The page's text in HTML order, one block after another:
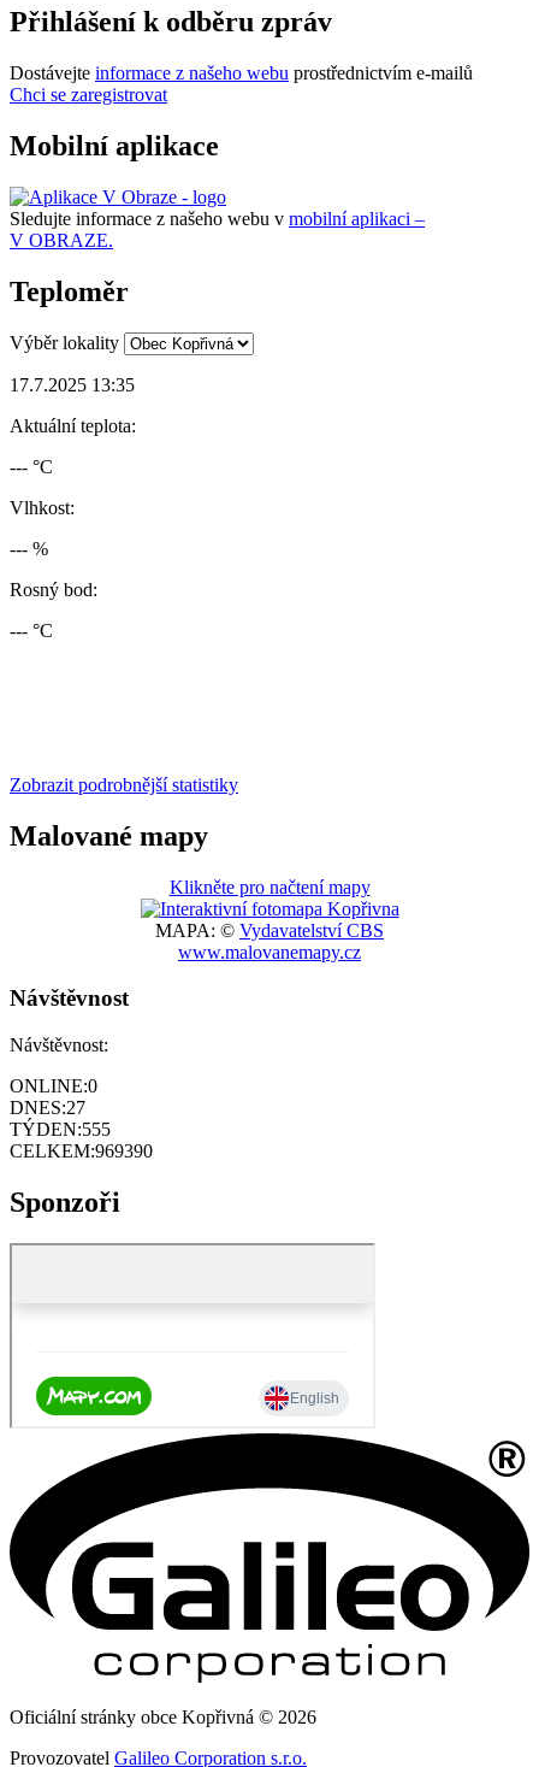
Přihlášení k odběru zpráv
Dostávejte informace z našeho webu prostřednictvím e-mailů
Chci se zaregistrovat
Mobilní aplikace
Sledujte informace z našeho webu v mobilní aplikaci –
V OBRAZE.
Teploměr
Výběr lokality
17.7.2025 13:35
Aktuální teplota:
--- °C
Vlhkost:
--- %
Rosný bod:
--- °C
Zobrazit podrobnější statistiky
Malované mapy
Klikněte pro načtení mapy
MAPA: © Vydavatelství CBS
www.malovanemapy.cz
Návštěvnost
Návštěvnost:
ONLINE:0
DNES:27
TÝDEN:555
CELKEM:969390
Sponzoři
Oficiální stránky obce Kopřivná © 2026
Provozovatel Galileo Corporation s.r.o.